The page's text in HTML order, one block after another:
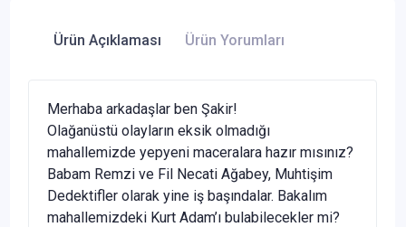
Ürün Açıklaması Ürün Yorumları
Merhaba arkadaşlar ben Şakir!
Olağanüstü olayların eksik olmadığı
mahallemizde yepyeni maceralara hazır mısınız?
Babam Remzi ve Fil Necati Ağabey, Muhtişim
Dedektifler olarak yine iş başındalar. Bakalım
mahallemizdeki Kurt Adam’ı bulabilecekler mi?